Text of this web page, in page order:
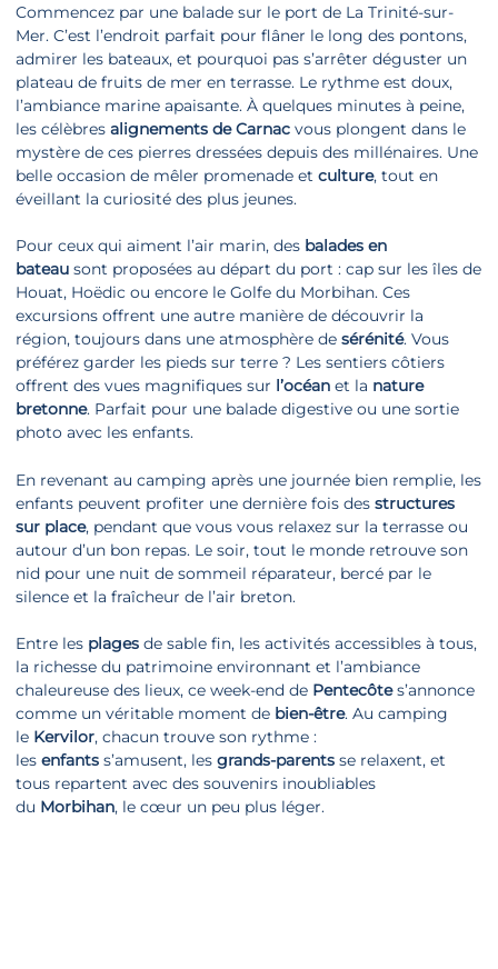
Commencez par une balade sur le port de La Trinité-sur-
Mer. C’est l’endroit parfait pour flâner le long des pontons,
admirer les bateaux, et pourquoi pas s’arrêter déguster un
plateau de fruits de mer en terrasse. Le rythme est doux,
l’ambiance marine apaisante. À quelques minutes à peine,
les célèbresalignements de Carnac vous plongent dans le
mystère de ces pierres dressées depuis des millénaires. Une
belle occasion de mêler promenade etculture, tout en
éveillant la curiosité des plus jeunes.
Pour ceux qui aiment l’air marin, des balades en
bateau sont proposées au départ du port : cap sur les îles de
Houat, Hoëdic ou encore le Golfe du Morbihan. Ces
excursions offrent une autre manière de découvrir la
région, toujours dans une atmosphère desérénité. Vous
préférez garder les pieds sur terre ? Les sentiers côtiers
offrent des vues magnifiques sur l’océan et la nature
bretonne. Parfait pour une balade digestive ou une sortie
photo avec les enfants.
En revenant au camping après une journée bien remplie, les
enfants peuvent profiter une dernière fois desstructures
sur place, pendant que vous vous relaxez sur la terrasse ou
autour d’un bon repas. Le soir, tout le monde retrouve son
nid pour une nuit de sommeil réparateur, bercé par le
silence et la fraîcheur de l’air breton.
Entre les plages de sable fin, les activités accessibles à tous,
la richesse du patrimoine environnant et l’ambiance
chaleureuse des lieux, ce week-end de Pentecôtes’annonce
comme un véritable moment de bien-être. Au camping
le Kervilor, chacun trouve son rythme :
lesenfants s’amusent, lesgrands-parents se relaxent, et
tous repartent avec des souvenirs inoubliables
du Morbihan, le cœur un peu plus léger.